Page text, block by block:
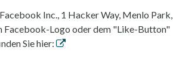
Inc., 1 Hacker Way, Menlo Park,
Facebook-Logo oder dem "Like-Button"
Sie hier: